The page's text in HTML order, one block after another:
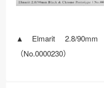
▲Elmarit 2.8/
（No.0000230）